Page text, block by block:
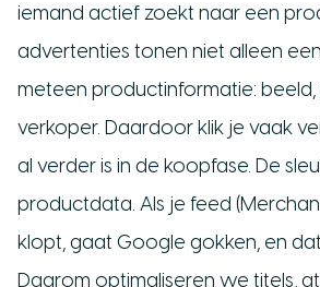
iemand actief zoekt naar een
advertenties tonen niet alleen
meteen productinformatie: beeld,
verkoper. Daardoor klik je vaak
al verder is in de koopfase. De
productdata. Als je feed
klopt, gaat Google gokken, en
Daarom optimaliseren we titels,